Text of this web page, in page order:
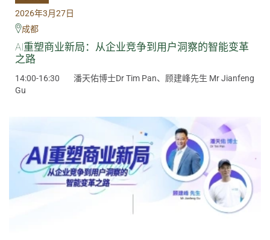
2026年3月27日
成都
AI重塑商业新局：从企业竞争到用户洞察的智能变革
之路
14:00-16:30
潘天佑博士Dr Tim Pan、顾建峰先生 Mr Jianfeng
Gu